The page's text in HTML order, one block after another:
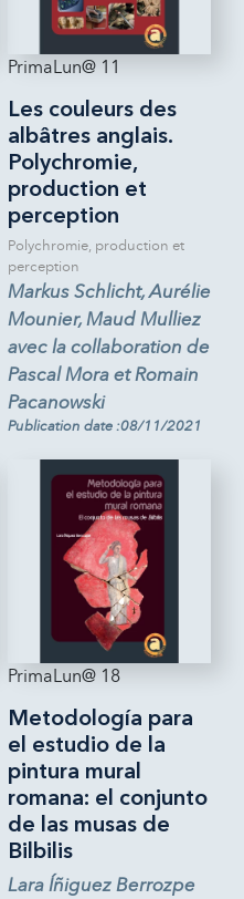
PrimaLun@ 11
Les couleurs des
albâtres anglais.
Polychromie,
production et
perception
Polychromie, production et
perception
Markus Schlicht, Aurélie
Mounier, Maud Mulliez
avec la collaboration de
Pascal Mora et Romain
Pacanowski
Publication date :08/11/2021
PrimaLun@ 18
Metodología para
el estudio de la
pintura mural
romana: el conjunto
de las musas de
Bilbilis
Lara Íñiguez Berrozpe